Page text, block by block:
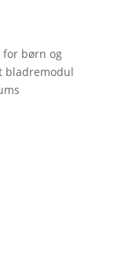
for børn og
bladremodul